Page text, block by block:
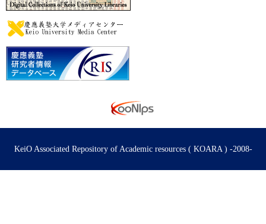
KeiO Associated Repository of Academic resources ( KOARA ) -2008-